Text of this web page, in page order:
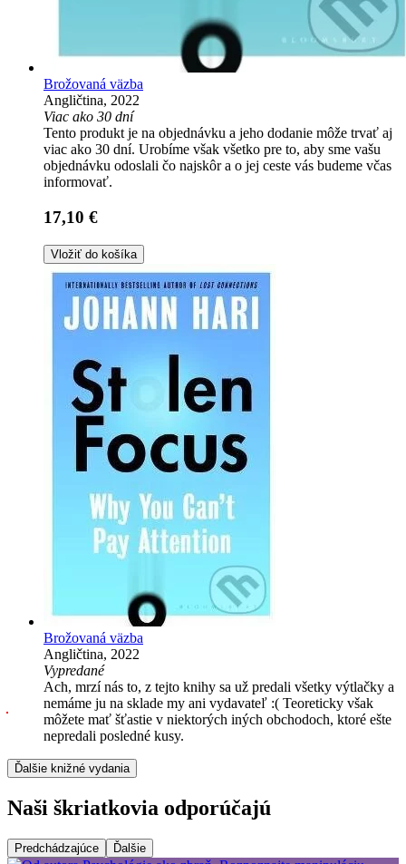
Brožovaná väzba
Angličtina, 2022
Viac ako 30 dní
Tento produkt je na objednávku a jeho dodanie môže trvať aj
viac ako 30 dní. Urobíme však všetko pre to, aby sme vašu
objednávku odoslali čo najskôr a o jej ceste vás budeme včas
informovať.
17,10 €
Vložiť do košíka
Brožovaná väzba
Angličtina, 2022
Vypredané
Ach, mrzí nás to, z tejto knihy sa už predali všetky výtlačky a
nemáme ju na sklade my ani vydavateľ :( Teoreticky však
môžete mať šťastie v niektorých iných obchodoch, ktoré ešte
nepredali posledné kusy.
Ďalšie knižné vydania
Naši škriatkovia odporúčajú
Predchádzajúce Ďalšie